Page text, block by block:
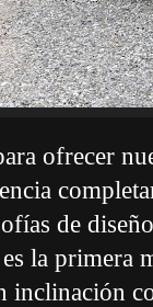
ofrecer
de
la primera
inclinación